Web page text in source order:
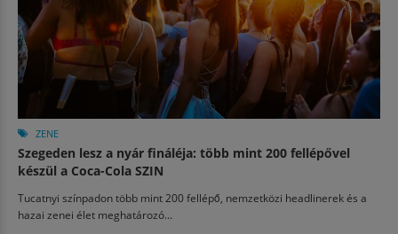
ZENE
Szegeden lesz a nyár fináléja: több mint 200 fellépővel
készül a Coca-Cola SZIN
Tucatnyi színpadon több mint 200 fellépő, nemzetközi headlinerek és a
hazai zenei élet meghatározó...